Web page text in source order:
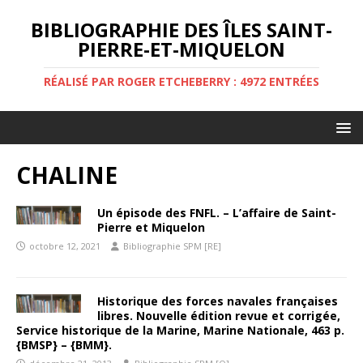
BIBLIOGRAPHIE DES ÎLES SAINT-
PIERRE-ET-MIQUELON
RÉALISÉ PAR ROGER ETCHEBERRY : 4972 ENTRÉES
CHALINE
Un épisode des FNFL. – L’affaire de Saint-
Pierre et Miquelon
octobre 12, 2021 Bibliographie SPM [RE]
Historique des forces navales françaises
libres. Nouvelle édition revue et corrigée,
Service historique de la Marine, Marine Nationale, 463 p.
{BMSP} – {BMM}.